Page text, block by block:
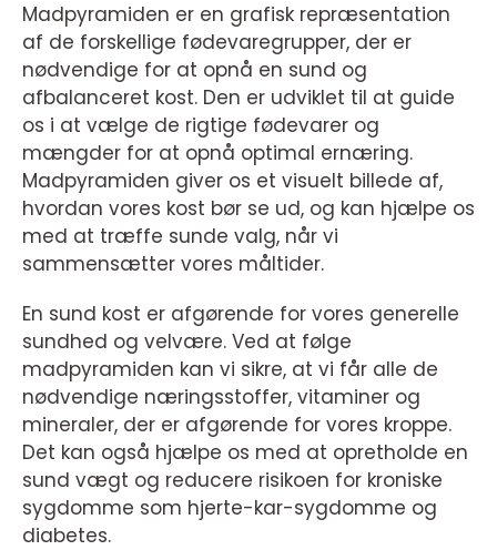
Madpyramiden er en grafisk repræsentation
af de forskellige fødevaregrupper, der er
nødvendige for at opnå en sund og
afbalanceret kost. Den er udviklet til at guide
os i at vælge de rigtige fødevarer og
mængder for at opnå optimal ernæring.
Madpyramiden giver os et visuelt billede af,
hvordan vores kost bør se ud, og kan hjælpe os
med at træffe sunde valg, når vi
sammensætter vores måltider.
En sund kost er afgørende for vores generelle
sundhed og velvære. Ved at følge
madpyramiden kan vi sikre, at vi får alle de
nødvendige næringsstoffer, vitaminer og
mineraler, der er afgørende for vores kroppe.
Det kan også hjælpe os med at opretholde en
sund vægt og reducere risikoen for kroniske
sygdomme som hjerte-kar-sygdomme og
diabetes.